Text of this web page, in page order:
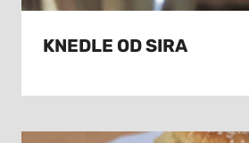
KNEDLE OD SIRA